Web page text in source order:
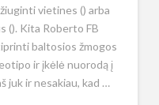
vietines () arba
(). Kita Roberto FB
baltosios žmogos
ir įkėlė nuorodą į
juk ir nesakiau, kad …